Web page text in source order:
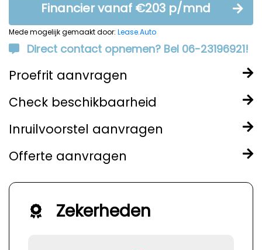
Financier vanaf €203 p/mnd
Mede mogelijk gemaakt door: Lease.Auto
Direct contact opnemen? Bel 06-23196921!
Proefrit aanvragen
Check beschikbaarheid
Inruilvoorstel aanvragen
Offerte aanvragen
Zekerheden